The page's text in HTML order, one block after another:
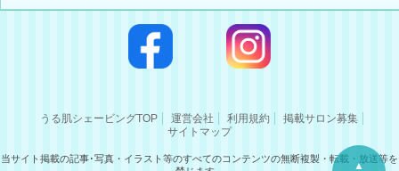
うる肌シェービングTOP 運営会社 利用規約
掲載サロン募集
サイトマップ
当サイト掲載の記事･写真・イラスト等のすべてのコンテンツの無断複製・転載・放送等を
▲